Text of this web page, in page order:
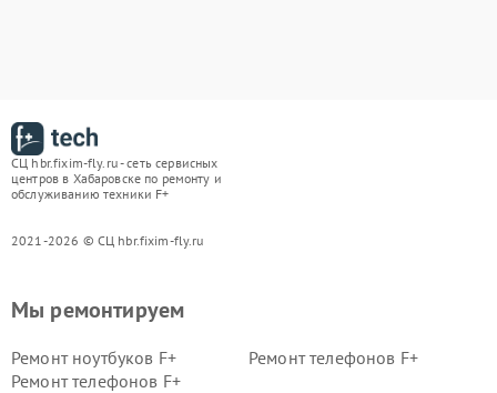
СЦ hbr.fixim-fly.ru - сеть сервисных
центров в Хабаровске по ремонту и
обслуживанию техники F+
2021-2026 © СЦ hbr.fixim-fly.ru
Мы ремонтируем
Ремонт ноутбуков F+
Ремонт телефонов F+
Ремонт телефонов F+